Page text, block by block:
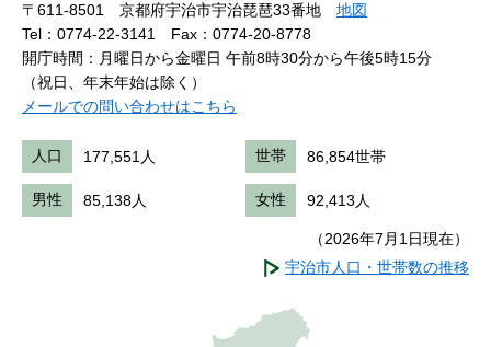
〒611-8501 京都府宇治市宇治琵琶33番地 地図
Tel：0774-22-3141
Fax：0774-20-8778
開庁時間：月曜日から金曜日 午前8時30分から午後5時15分
（祝日、年末年始は除く）
メールでの問い合わせはこちら
人口 177,551人 世帯 86,854世帯
男性 85,138人 女性 92,413人
（2026年7月1日現在）
宇治市人口・世帯数の推移